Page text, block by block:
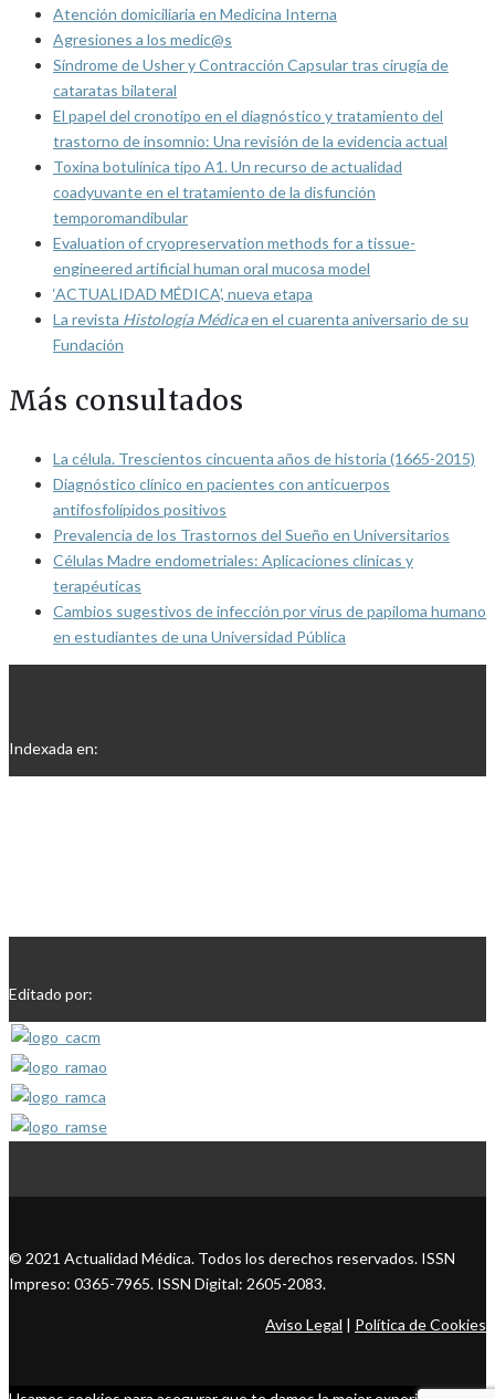
Atención domiciliaria en Medicina Interna
Agresiones a los medic@s
Síndrome de Usher y Contracción Capsular tras cirugía de
cataratas bilateral
El papel del cronotipo en el diagnóstico y tratamiento del
trastorno de insomnio: Una revisión de la evidencia actual
Toxina botulínica tipo A1. Un recurso de actualidad
coadyuvante en el tratamiento de la disfunción
temporomandibular
Evaluation of cryopreservation methods for a tissue-
engineered artificial human oral mucosa model
‘ACTUALIDAD MÉDICA’, nueva etapa
La revista Histología Médicaen el cuarenta aniversario de su
Fundación
Más consultados
La célula. Trescientos cincuenta años de historia (1665-2015)
Diagnóstico clínico en pacientes con anticuerpos
antifosfolípidos positivos
Prevalencia de los Trastornos del Sueño en Universitarios
Células Madre endometriales: Aplicaciones clínicas y
terapéuticas
Cambios sugestivos de infección por virus de papiloma humano
en estudiantes de una Universidad Pública
Indexada en:
Editado por:
© 2021 Actualidad Médica. Todos los derechos reservados. ISSN
Impreso: 0365-7965. ISSN Digital: 2605-2083.
Aviso Legal | Política de Cookies